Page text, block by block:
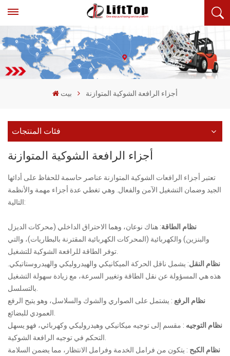
بيت أجزاء الرافعة الشوكية المتوازنة
فئات المنتجات
أجزاء الرافعة الشوكية المتوازنة
تعتبر أجزاء الرافعات الشوكية المتوازنة عناصر حاسمة للحفاظ على أدائها
الجيد وضمان التشغيل الآمن والفعال. وهي تغطي عدة أجزاء مهمة والأنظمة
التالية:
نظام الطاقة: هناك نوعان، وهما الاحتراق الداخلي (محركات الديزل
والبنزين) والكهربائية (المحركات الكهربائية المقترنة بالبطاريات)، والتي
توفر الطاقة للرافعة الشوكية للتشغيل.
نظام النقل: يشمل ناقل الحركة الميكانيكي والهيدروليكي والهيدروستاتيكي.
هذه هي المسؤولة عن نقل الطاقة وتغيير السرعة، مع زيادة سهولة التشغيل
بالتسلسل.
نظام الرفع : يشتمل على الصواري والشوك والسلاسل، وهو يتيح الرفع
العمودي للبضائع.
نظام التوجيه : مقسم إلى توجيه ميكانيكي وهيدروليكي وكهربائي، فهو يسهل
التحكم في توجيه الرافعة الشوكية.
نظام الكبح : يتكون من فرامل الخدمة وفرامل الانتظار، مما يضمن السلامة